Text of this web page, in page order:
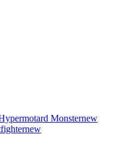
Monsternew
new